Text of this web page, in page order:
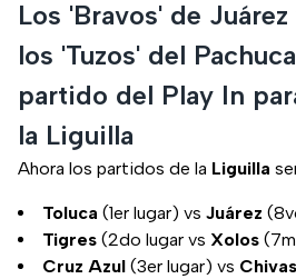
Los 'Bravos' de
los 'Tuzos' del
partido del Play In
la Liguilla
Ahora los partidos de la Liguilla
Toluca (1er lugar) vs Juárez
Tigres (2do lugar vs Xolos
Cruz Azul (3er lugar) vs Chivas